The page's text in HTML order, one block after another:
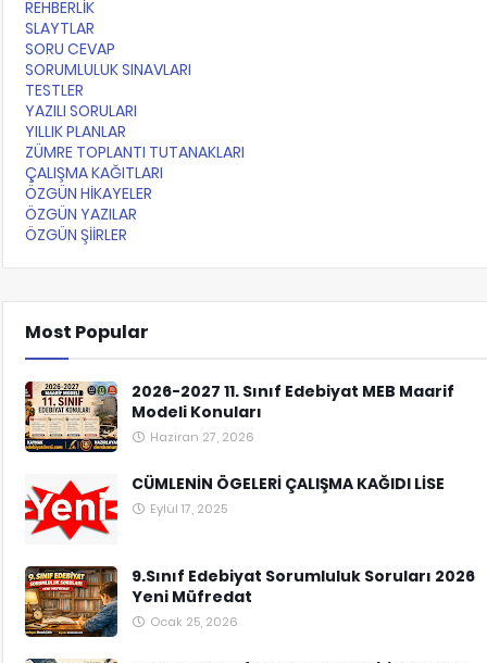
REHBERLİK
SLAYTLAR
SORU CEVAP
SORUMLULUK SINAVLARI
TESTLER
YAZILI SORULARI
YILLIK PLANLAR
ZÜMRE TOPLANTI TUTANAKLARI
ÇALIŞMA KAĞITLARI
ÖZGÜN HİKAYELER
ÖZGÜN YAZILAR
ÖZGÜN ŞİİRLER
Most Popular
2026-2027 11. Sınıf Edebiyat MEB Maarif
Modeli Konuları
Haziran 27, 2026
CÜMLENİN ÖGELERİ ÇALIŞMA KAĞIDI LİSE
Eylül 17, 2025
9.Sınıf Edebiyat Sorumluluk Soruları 2026
Yeni Müfredat
Ocak 25, 2026